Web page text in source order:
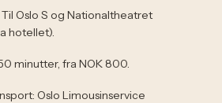
Oslo S og Nationaltheatret
hotellet).
minutter, fra NOK 800.
Oslo Limousinservice